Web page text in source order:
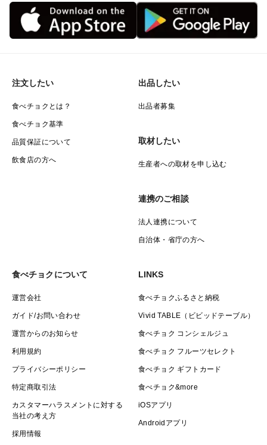
注文したい
食べチョクとは？
食べチョク基準
品質保証について
飲食店の方へ
出品したい
出品者募集
取材したい
生産者への取材を申し込む
連携のご相談
法人連携について
自治体・省庁の方へ
食べチョクについて
運営会社
ガイド/お問い合わせ
運営からのお知らせ
利用規約
プライバシーポリシー
特定商取引法
カスタマーハラスメントに対する
当社の考え方
採用情報
LINKS
食べチョクふるさと納税
Vivid TABLE（ビビッドテーブル）
食べチョク コンシェルジュ
食べチョク フルーツセレクト
食べチョク ギフトカード
食べチョク&more
iOSアプリ
Androidアプリ